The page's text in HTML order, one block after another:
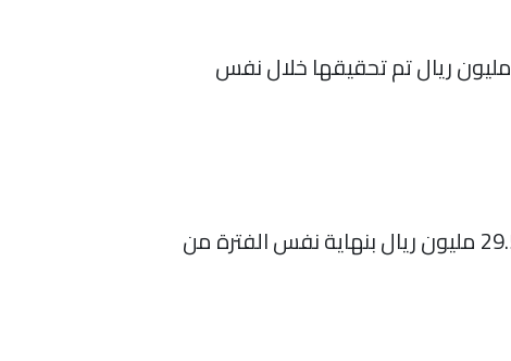
ارتفعت أرباح الشركة إلى 67مليون ريال بنهاية الربع الأول 2021 بنسبة 49%،مقارنة بأرباح 45.1مليون ريال تم تحقيقها خلال نفس
انخفضت أرباح الشركة إلى 25.2مليون ريال بنسبة 15% بنهاية الربع الأول 2021، مقارنة بأرباح 29.5 مليون ريال بنهاية نفس الفترة من